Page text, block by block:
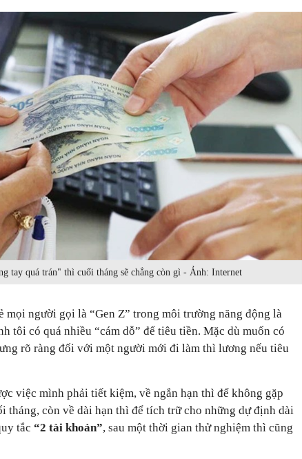
tay quá trán" thì cuối tháng sẽ chẳng còn gì - Ảnh: Internet
mọi người gọi là “Gen Z” trong môi trường năng động là
tôi có quá nhiều “cám dỗ” để tiêu tiền. Mặc dù muốn có
rõ ràng đối với một người mới đi làm thì lương nếu tiêu
việc mình phải tiết kiệm, về ngắn hạn thì để không gặp
tháng, còn về dài hạn thì để tích trữ cho những dự định dài
tắc “2 tài khoản”, sau một thời gian thử nghiệm thì cũng